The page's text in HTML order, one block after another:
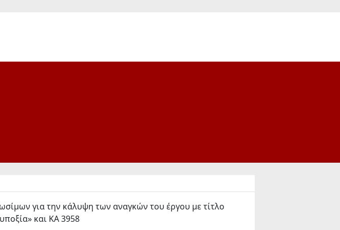
για την κάλυψη των αναγκών του έργου με τίτλο
και ΚΑ 3958